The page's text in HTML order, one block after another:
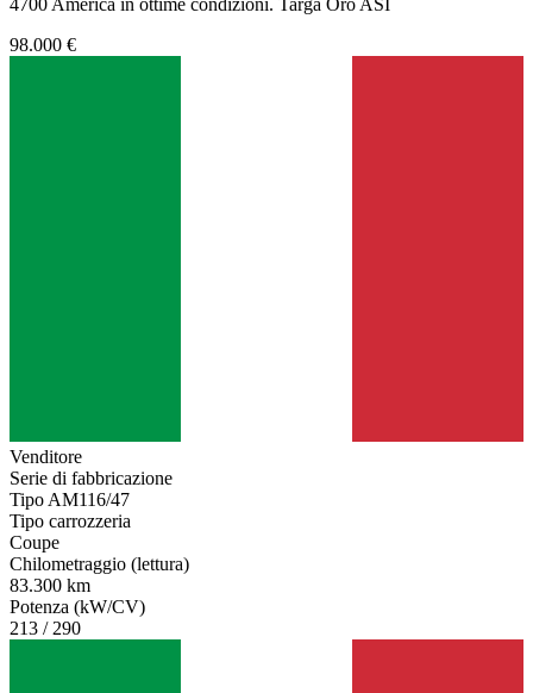
4700 America in ottime condizioni. Targa Oro ASI
98.000 €
Venditore
Serie di fabbricazione
Tipo AM116/47
Tipo carrozzeria
Coupe
Chilometraggio (lettura)
83.300 km
Potenza (kW/CV)
213 / 290